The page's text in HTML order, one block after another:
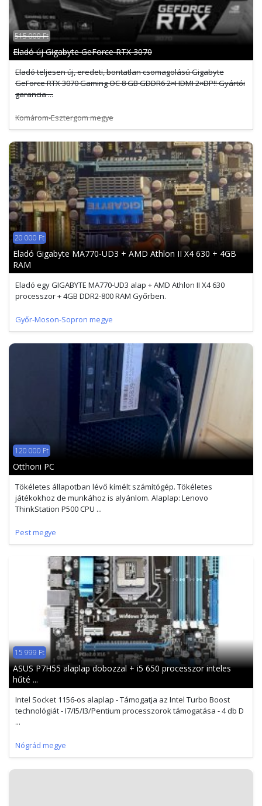
515 000 Ft
Eladó új Gigabyte GeForce RTX 3070
Eladó teljesen új, eredeti, bontatlan csomagolású Gigabyte
GeForce RTX 3070 Gaming OC 8 GB GDDR6 2×HDMI 2×DP!! Gyártói
garancia ...
Komárom-Esztergom megye
20 000 Ft
Eladó Gigabyte MA770-UD3 + AMD Athlon II X4 630 + 4GB
RAM
Eladó egy GIGABYTE MA770-UD3 alap + AMD Athlon II X4 630
processzor + 4GB DDR2-800 RAM Győrben.
Győr-Moson-Sopron megye
120 000 Ft
Otthoni PC
Tökéletes állapotban lévő kímélt számítógép. Tökéletes
játékokhoz de munkához is alyánlom. Alaplap: Lenovo
ThinkStation P500 CPU ...
Pest megye
15 999 Ft
ASUS P7H55 alaplap dobozzal + i5 650 processzor inteles
hűté ...
Intel Socket 1156-os alaplap - Támogatja az Intel Turbo Boost
technológiát - I7/I5/I3/Pentium processzorok támogatása - 4 db D
...
Nógrád megye